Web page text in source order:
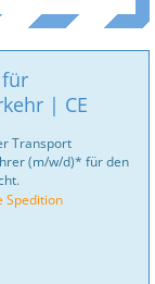
| CE
Transport
(m/w/d)* für den
Spedition